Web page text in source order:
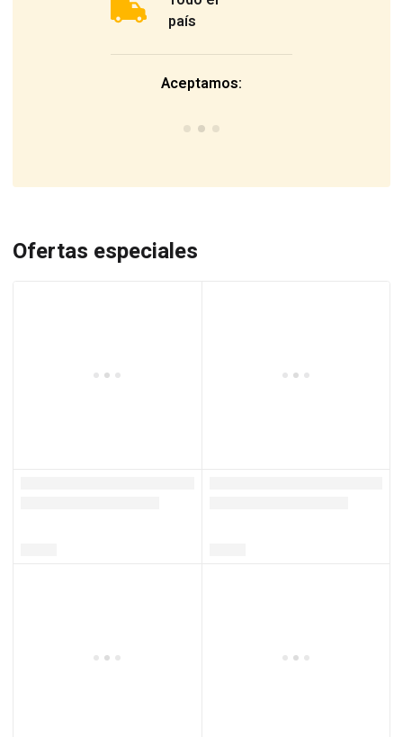
país
Aceptamos:
Ofertas especiales